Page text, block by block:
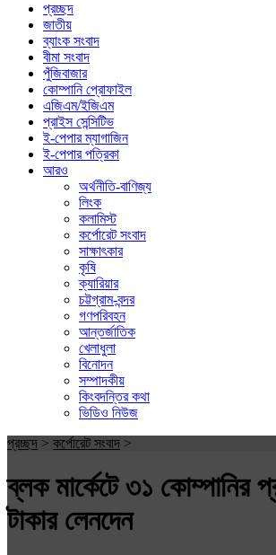
প্রচ্ছদ
জাতীয়
ব্যাংক সংবাদ
বীমা সংবাদ
পুঁজিবাজার
কোম্পানি প্রোফাইল
এজিএম/ইজিএম
প্রাইস সেন্সিটিভ
ই-পেপার ম্যাগাজিন
ই-পেপার পত্রিকা
আরও
অর্থনীতি-বাণিজ্য
লিংক
কলামিস্ট
কর্পোরেট সংবাদ
সাক্ষাৎকার
কৃষি
ক্যারিয়ার
চট্টগ্রাম-বন্দর
গণপরিবহন
আন্তর্জাতিক
খেলাধুলা
বিনোদন
সম্পাদকীয়
কিংবদন্তির কথা
ভিডিও নিউজ
প্রচ্ছদ > কর্পোরেট সংবাদ >
ব্লক মার্কেটে ৩১ কোম্পানির
টাকার লেনদেন